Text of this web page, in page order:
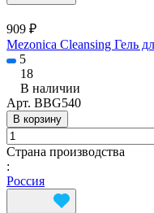
909 ₽
Mezonica Cleansing Гель
5
18
В наличии
Арт. BBG540
В корзину
Страна производства
:
Россия